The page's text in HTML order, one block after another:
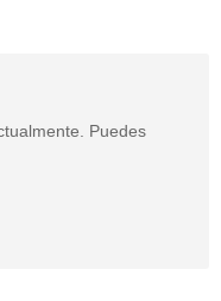
Puedes